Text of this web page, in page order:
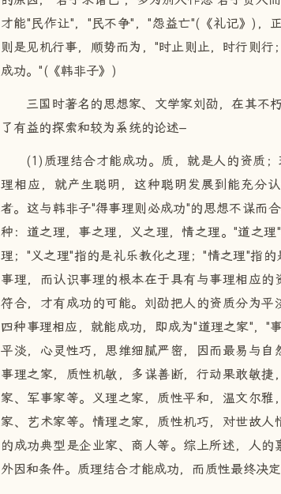
才能"民作让"，"民不争"，"怨益亡"(《礼记》)，
则是见机行事，顺势而为，"时止则止，时行则
成功。"(《韩非子》)
三国时著名的思想家、文学家刘劭，在其不
了有益的探索和较为系统的论述–
(1)质理结合才能成功。质，就是人的资质
理相应，就产生聪明，这种聪明发展到能充分
者。这与韩非子"得事理则必成功"的思想不谋而
种：道之理，事之理，义之理，情之理。"道之
理；"义之理"指的是礼乐教化之理；"情之理"指
事理，而认识事理的根本在于具有与事理相应
符合，才有成功的可能。刘劭把人的资质分为
四种事理相应，就能成功，即成为"道理之家"，"
平淡，心灵性巧，思维细腻严密，因而最易与自
事理之家，质性机敏，多谋善断，行动果敢敏
家、军事家等。义理之家，质性平和，温文尔
家、艺术家等。情理之家，质性机巧，对世故
的成功典型是企业家、商人等。综上所述，人
外因和条件。质理结合才能成功，而质性最终决